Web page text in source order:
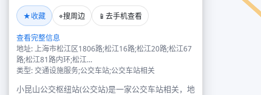
★收藏 ⌖搜周边 📱 去手机查看
查看完整信息
地址: 上海市松江区1806路;松江16路;松江20路;松江67
路;松江81路内环;松江...
类型: 交通设施服务;公交车站;公交车站相关
小昆山公交枢纽站(公交站)是一家公交车站相关，地